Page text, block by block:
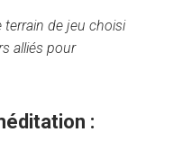
terrain de jeu choisi
alliés pour
: